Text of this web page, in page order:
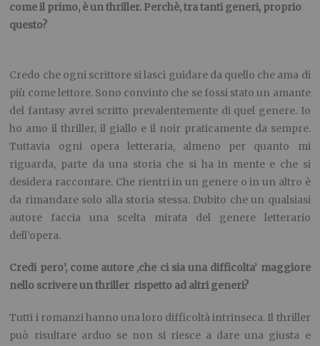
come il primo, è unthriller. Perchè, tra tanti generi, proprio
questo?
Credo che ogni scrittore si lasci guidare da quello che ama di
più come lettore. Sono convinto che se fossi stato un amante
del fantasy avrei scritto prevalentemente di quel genere. Io
ho amo il thriller, il giallo e il noir praticamente da sempre.
Tuttavia ogni opera letteraria, almeno per quanto mi
riguarda, parte da una storia che si ha in mente e che si
desidera raccontare. Che rientri in un genere o in un altro è
da rimandare solo alla storia stessa. Dubito che un qualsiasi
autore faccia una scelta mirata del genere letterario
dell’opera.
Credi pero’, come autore ,che ci sia una difficolta’ maggiore
nello scrivere un thriller rispetto ad altri generi?
Tutti i romanzi hanno una loro difficoltà intrinseca. Il thriller
può risultare arduo se non si riesce a dare una giusta e